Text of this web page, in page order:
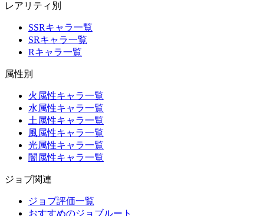
レアリティ別
SSRキャラ一覧
SRキャラ一覧
Rキャラ一覧
属性別
火属性キャラ一覧
水属性キャラ一覧
土属性キャラ一覧
風属性キャラ一覧
光属性キャラ一覧
闇属性キャラ一覧
ジョブ関連
ジョブ評価一覧
おすすめのジョブルート